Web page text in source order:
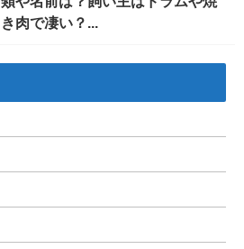
き肉で凄い？...